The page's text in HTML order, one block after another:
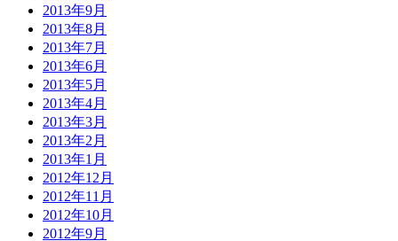
2013年9月
2013年8月
2013年7月
2013年6月
2013年5月
2013年4月
2013年3月
2013年2月
2013年1月
2012年12月
2012年11月
2012年10月
2012年9月